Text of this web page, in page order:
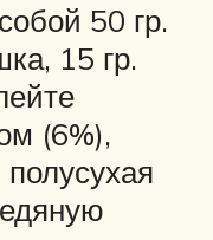
50 гр.
15 гр.
(6%),